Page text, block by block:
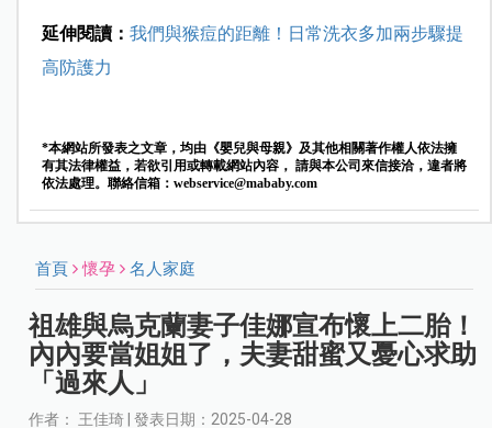
延伸閱讀： 我們與猴痘的距離！日常洗衣多加兩步驟提
高防護力
*本網站所發表之文章，均由《嬰兒與母親》及其他相關著作權人依法擁
有其法律權益，若欲引用或轉載網站內容， 請與本公司來信接洽，違者將
依法處理。聯絡信箱： webservice@mababy.com
首頁 懷孕 名人家庭
祖雄與烏克蘭妻子佳娜宣布懷上二胎！
內內要當姐姐了，夫妻甜蜜又憂心求助
「過來人」
作者： 王佳琦 | 發表日期：2025-04-28